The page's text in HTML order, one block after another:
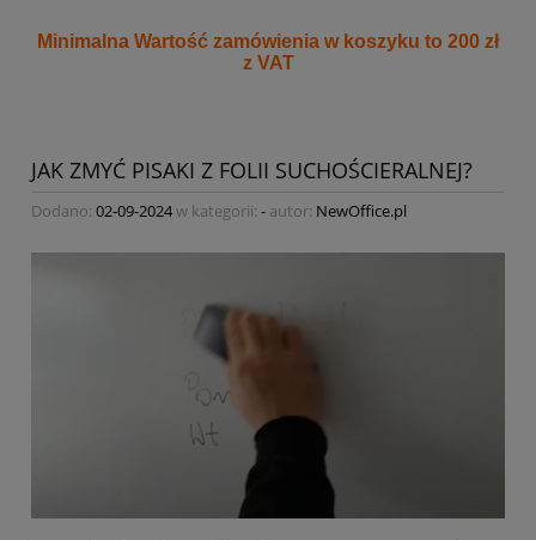
Minimalna Wartość zamówienia w koszyku to 200 zł
z VAT
JAK ZMYĆ PISAKI Z FOLII SUCHOŚCIERALNEJ?
Dodano: 02-09-2024w kategorii: - autor: NewOffice.pl